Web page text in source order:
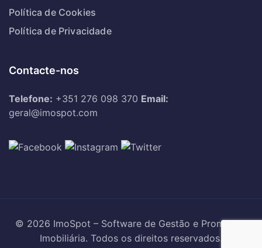
Política de Cookies
Política de Privacidade
Contacte-nos
Telefone: +351 276 098 370 Email:
geral@imospot.com
© 2026 ImoSpot – Software de Gestão e Promoção
Imobiliária. Todos os direitos reservados.